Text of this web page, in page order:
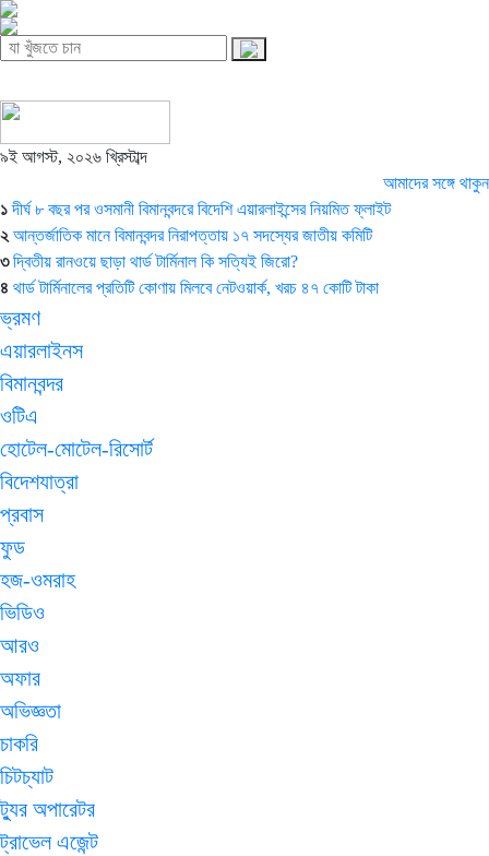
৯ই আগস্ট, ২০২৬ খ্রিস্টাব্দ
আমাদের সঙ্গে থাকুন
১ দীর্ঘ ৮ বছর পর ওসমানী বিমানবন্দরে বিদেশি এয়ারলাইন্সের নিয়মিত ফ্লাইট
২ আন্তর্জাতিক মানে বিমানবন্দর নিরাপত্তায় ১৭ সদস্যের জাতীয় কমিটি
৩ দ্বিতীয় রানওয়ে ছাড়া থার্ড টার্মিনাল কি সত্যিই জিরো?
৪ থার্ড টার্মিনালের প্রতিটি কোণায় মিলবে নেটওয়ার্ক, খরচ ৪৭ কোটি টাকা
ভ্রমণ
এয়ারলাইনস
বিমানবন্দর
ওটিএ
হোটেল-মোটেল-রিসোর্ট
বিদেশযাত্রা
প্রবাস
ফুড
হজ-ওমরাহ
ভিডিও
আরও
অফার
অভিজ্ঞতা
চাকরি
চিটচ্যাট
ট্যুর অপারেটর
ট্রাভেল এজেন্ট